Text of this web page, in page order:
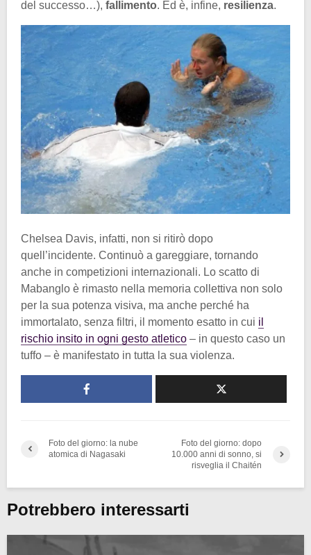
del successo…), fallimento. Ed è, infine, resilienza.
Chelsea Davis, infatti, non si ritirò dopo
quell’incidente. Continuò a gareggiare, tornando
anche in competizioni internazionali. Lo scatto di
Mabanglo è rimasto nella memoria collettiva non solo
per la sua potenza visiva, ma anche perché ha
immortalato, senza filtri, il momento esatto in cui il
rischio insito in ogni gesto atletico – in questo caso un
tuffo – è manifestato in tutta la sua violenza.
Foto del giorno: la nube
atomica di Nagasaki
Foto del giorno: dopo
10.000 anni di sonno, si
risveglia il Chaitén
Potrebbero interessarti